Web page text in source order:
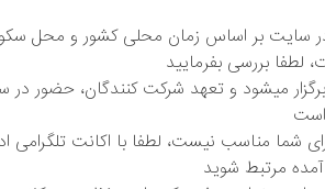
سایت بر اساس زمان محلی کشور و محل
لطفا بررسی بفرمایید
میشود و تعهد شرکت کنندگان، حضور در
است
شما مناسب نیست، لطفا با اکانت تلگرامی
مرتبط شوید